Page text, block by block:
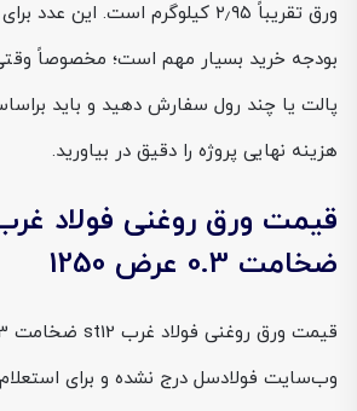
ورق تقریباً ۲٫۹۵ کیلوگرم است. این
بودجه خرید بسیار مهم است؛ مخصوصاً
پالت یا چند رول سفارش دهید و باید
هزینه نهایی پروژه را دقیق در بیاورید.
ضخامت 0.3 عرض 1250
وب‌سایت فولادسل درج نشده و برای استعلام